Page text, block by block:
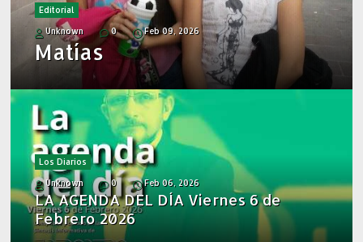
Editorial
Unknown 0 Feb 09, 2026
Matías
Los Diarios
Unknown 0 Feb 06, 2026
LA AGENDA DEL DÍA Viernes 6 de
Febrero 2026